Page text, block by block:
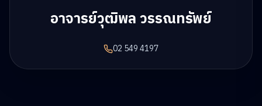
อาจารย์วุฒิพล วรรณทรัพย์
02 549 4197